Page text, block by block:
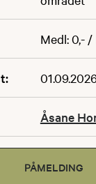
Medl: 0,- /
Åsane
PÅMELDING